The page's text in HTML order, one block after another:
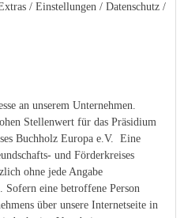
/ Einstellungen / Datenschutz /
an unserem Unternehmen.
Stellenwert für das Präsidium
Buchholz Europa e.V. Eine
und Förderkreises
ohne jede Angabe
Sofern eine betroffene Person
über unsere Internetseite in